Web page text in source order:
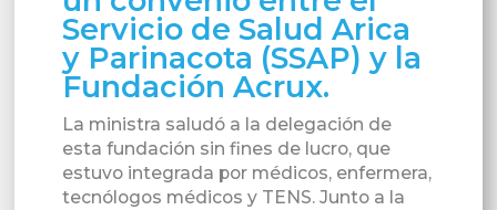
Servicio de Salud Arica
y Parinacota (SSAP) y la
Fundación Acrux.
La ministra saludó a la delegación de
esta fundación sin fines de lucro, que
estuvo integrada por médicos, enfermera,
tecnólogos médicos y TENS. Junto a la